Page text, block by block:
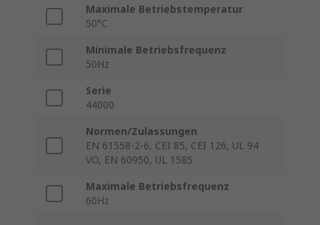
Maximale Betriebstemperatur
50°C
Minimale Betriebsfrequenz
50Hz
Serie
44000
Normen/Zulassungen
EN 61558-2-6, CEI 85, CEI 126, UL 94
VO, EN 60950, UL 1585
Maximale Betriebsfrequenz
60Hz